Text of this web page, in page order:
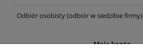
Odbiór osobisty(odbiór w siedzibie firmy)
Moje konto